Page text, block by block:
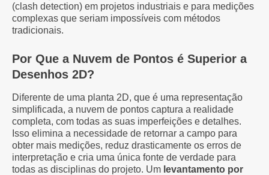
(clash detection) em projetos industriais e para medições
complexas que seriam impossíveis com métodos
tradicionais.
Por Que a Nuvem de Pontos é Superior a
Desenhos 2D?
Diferente de uma planta 2D, que é uma representação
simplificada, a nuvem de pontos captura a realidade
completa, com todas as suas imperfeições e detalhes.
Isso elimina a necessidade de retornar a campo para
obter mais medições, reduz drasticamente os erros de
interpretação e cria uma única fonte de verdade para
todas as disciplinas do projeto. Um levantamento por